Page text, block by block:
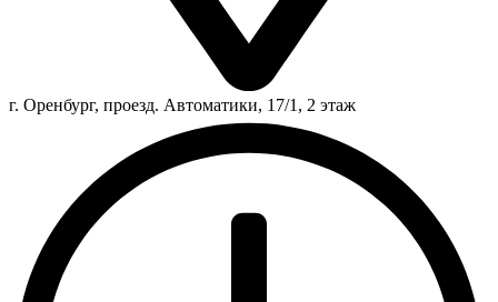
г. Оренбург, проезд. Автоматики, 17/1, 2 этаж